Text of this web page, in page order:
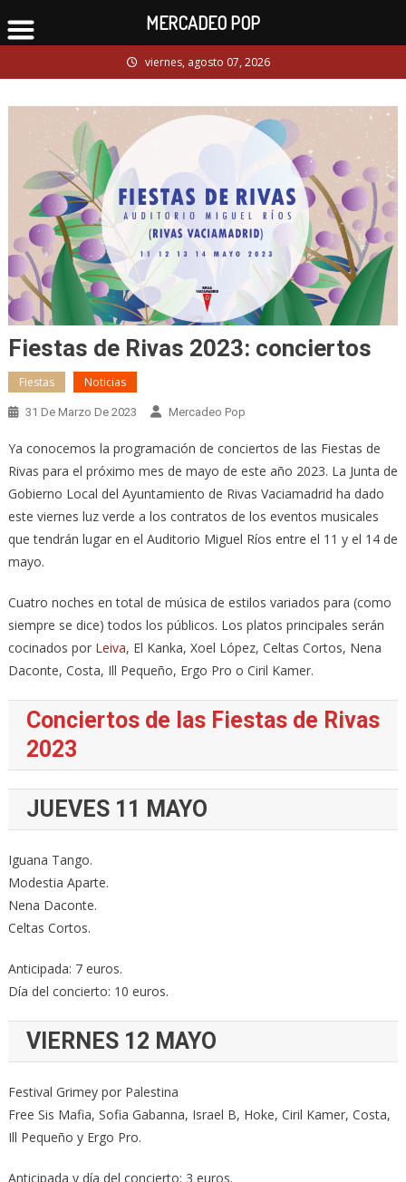
to
viernes, agosto 07, 2026
Fiestas de Rivas 2023: conciertos
Fiestas Noticias
31 De Marzo De 2023 Mercadeo Pop
Ya conocemos la programación de conciertos de las Fiestas de
Rivas para el próximo mes de mayo de este año 2023. La Junta de
Gobierno Local del Ayuntamiento de Rivas Vaciamadrid ha dado
este viernes luz verde a los contratos de los eventos musicales
que tendrán lugar en el Auditorio Miguel Ríos entre el 11 y el 14 de
mayo.
Cuatro noches en total de música de estilos variados para (como
siempre se dice) todos los públicos. Los platos principales serán
cocinados por Leiva, El Kanka, Xoel López, Celtas Cortos, Nena
Daconte, Costa, Ill Pequeño, Ergo Pro o Ciril Kamer.
Conciertos de las Fiestas de Rivas
2023
JUEVES 11 MAYO
Iguana Tango.
Modestia Aparte.
Nena Daconte.
Celtas Cortos.
Anticipada: 7 euros.
Día del concierto: 10 euros.
VIERNES 12 MAYO
Festival Grimey por Palestina
Free Sis Mafia, Sofia Gabanna, Israel B, Hoke, Ciril Kamer, Costa,
Ill Pequeño y Ergo Pro.
Anticipada y día del concierto: 3 euros.
MERCADEO POP